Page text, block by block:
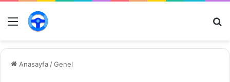
Menü
Anasayfa /Genel